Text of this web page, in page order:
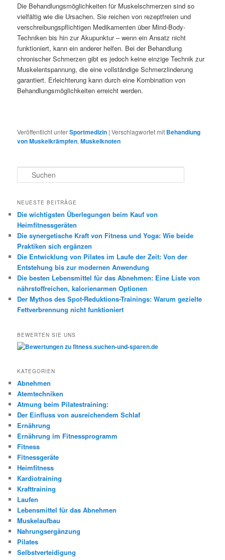
Die Behandlungsmöglichkeiten für Muskelschmerzen sind so
vielfältig wie die Ursachen. Sie reichen von rezeptfreien und
verschreibungspflichtigen Medikamenten über Mind-Body-
Techniken bis hin zur Akupunktur – wenn ein Ansatz nicht
funktioniert, kann ein anderer helfen. Bei der Behandlung
chronischer Schmerzen gibt es jedoch keine einzige Technik zur
Muskelentspannung, die eine vollständige Schmerzlinderung
garantiert. Erleichterung kann durch eine Kombination von
Behandlungsmöglichkeiten erreicht werden.
Veröffentlicht unterSportmedizin |Verschlagwortet mit Behandlung
von Muskelkrämpfen,Muskelknoten
u
h
n
NEUESTE BEITRÄGE
Die wichtigsten Überlegungen beim Kauf von
Heimfitnessgeräten
Die synergetische Kraft von Fitness und Yoga: Wie beide
Praktiken sich ergänzen
Die Entwicklung von Pilates im Laufe der Zeit: Von der
Entstehung bis zur modernen Anwendung
Die besten Lebensmittel für das Abnehmen: Eine Liste von
nährstoffreichen, kalorienarmen Optionen
Der Mythos des Spot-Reduktions-Trainings: Warum gezielte
Fettverbrennung nicht funktioniert
BEWERTEN SIE UNS
KATEGORIEN
Abnehmen
Atemtechniken
Atmung beim Pilatestraining:
Der Einfluss von ausreichendem Schlaf
Ernährung
Ernährung im Fitnessprogramm
Fitness
Fitnessgeräte
Heimfitness
Kardiotraining
Krafttraining
Laufen
Lebensmittel für das Abnehmen
Muskelaufbau
Nahrungsergänzung
Pilates
Selbstverteidigung